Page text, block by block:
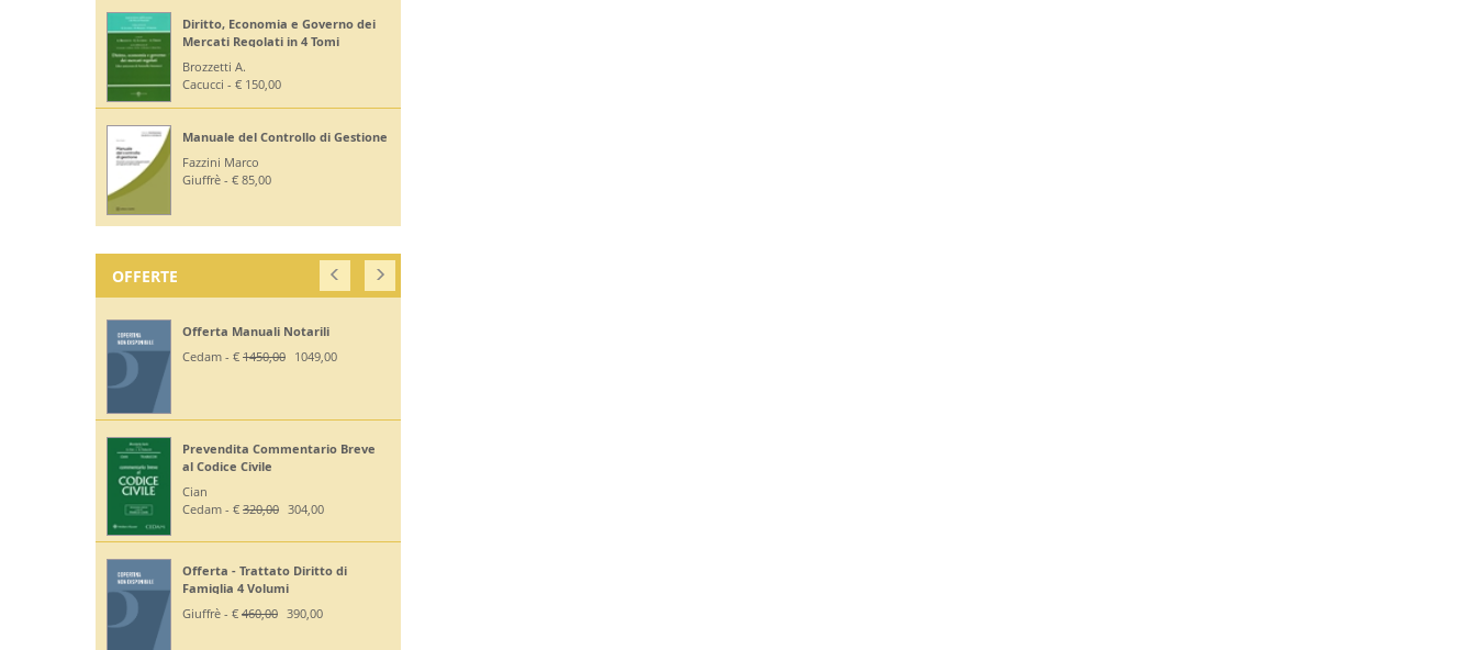
Diritto, Economia e Governo dei
Mercati Regolati in 4 Tomi
Brozzetti A.
Cacucci - € 150,00
Manuale del Controllo di Gestione
Fazzini Marco
Giuffrè - € 85,00
OFFERTE
Offerta Manuali Notarili
Cedam - € 1450,00 1049,00
Prevendita Commentario Breve
al Codice Civile
Cian
Cedam - € 320,00 304,00
Offerta - Trattato Diritto di
Famiglia 4 Volumi
Giuffrè - € 460,00 390,00